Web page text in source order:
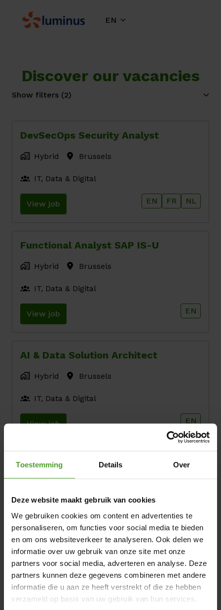
Toestemming Details Over
Deze website maakt gebruik van cookies
We gebruiken cookies om content en advertenties te
personaliseren, om functies voor social media te bieden
en om ons websiteverkeer te analyseren. Ook delen we
informatie over uw gebruik van onze site met onze
partners voor social media, adverteren en analyse. Deze
partners kunnen deze gegevens combineren met andere
informatie die u aan ze heeft verstrekt of die ze hebben
verzameld op basis van uw gebruik van hun services.
content
Homepage EN
Discover our vacancies
Show filters (2)
DevSecOps Security Analyst
Hybrid Brussels
IT, Data & Digital
View job EN FR NL
Functional Analyst SAP IS-U
Hybrid Brussels
IT, Data & Digital
View job EN
AI & Data Solution Architect
Hybrid Brussels
IT, Data & Digital
View job EN
Solution Architect Digital
View job EN
Haven’t found the job of your
dreams yet?